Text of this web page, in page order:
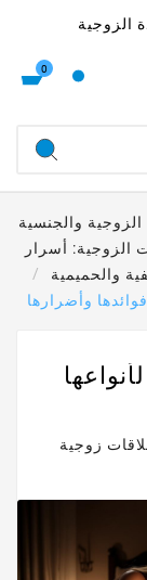
الزوجية
0
والجنسية
الزوجية: أسرار
والحميمية
وأضرارها
زوجية